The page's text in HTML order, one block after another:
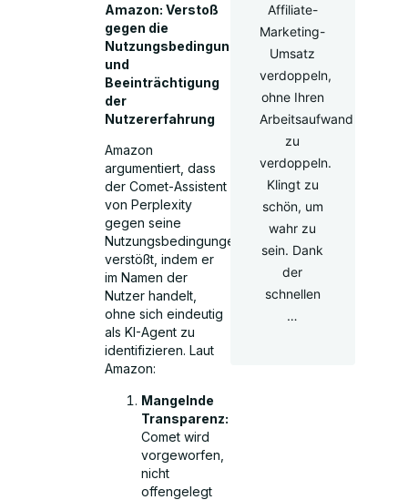
Amazon: Verstoß
gegen die
Nutzungsbedingungen
und
Beeinträchtigung
der
Nutzererfahrung
Amazon
argumentiert, dass
der Comet-Assistent
von Perplexity
gegen seine
Nutzungsbedingungen
verstößt, indem er
im Namen der
Nutzer handelt,
ohne sich eindeutig
als KI-Agent zu
identifizieren. Laut
Amazon:
Mangelnde
Transparenz:
Comet wird
vorgeworfen,
nicht
offengelegt
Affiliate-
Marketing-
Umsatz
verdoppeln,
ohne Ihren
Arbeitsaufwand
zu
verdoppeln.
Klingt zu
schön, um
wahr zu
sein. Dank
der
schnellen
…